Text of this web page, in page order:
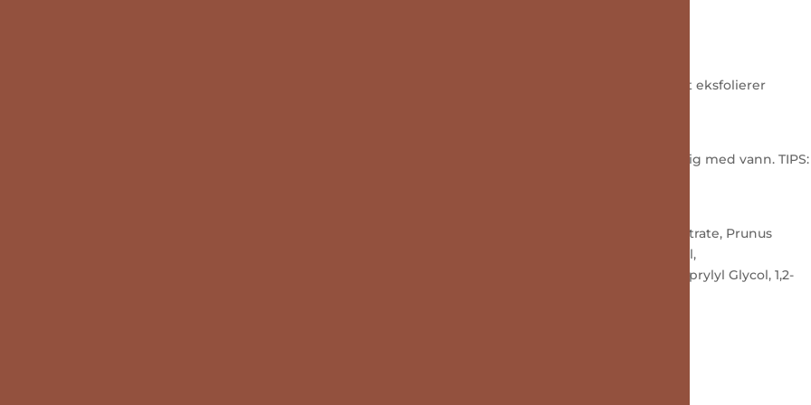
og døde hudceller. Forfiner porer og vitaliserer hudtonen. Inneholder små vokskuler som skånsomt eksfolierer
og fjerner grove og tørre flekker.
dine og masser med sirkulerende bevegelser rundt i ansiktet. Unngå øyepartiet og rens grundig med vann. TIPS:
Dicaprylate, Octyldodecanol, Methylpropanediol, Perlite, Cetearyl Alcohol, Glyceryl Stearate Citrate, Prunus
Stearate, Cetearyl Glucoside, Glycerin, Tocopheryl Acetate, Stearic Acid, Palmitic Acid, Tocopherol,
Glyceryl Undecylenate, Sodium Carbomer, Phenoxyethanol, Parfum (Fragrance), Disodium EDTA, Caprylyl Glycol, 1,2-
Acid, Ascorbic Acid